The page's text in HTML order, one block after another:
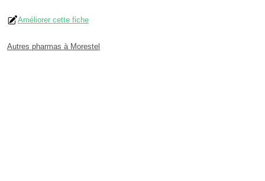
Améliorer cette fiche
Autres pharmas à Morestel